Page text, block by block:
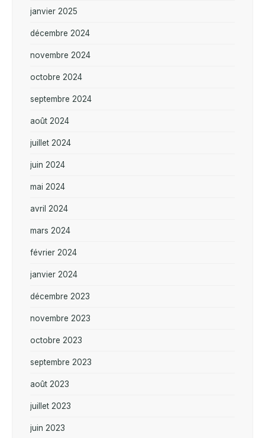
janvier 2025
décembre 2024
novembre 2024
octobre 2024
septembre 2024
août 2024
juillet 2024
juin 2024
mai 2024
avril 2024
mars 2024
février 2024
janvier 2024
décembre 2023
novembre 2023
octobre 2023
septembre 2023
août 2023
juillet 2023
juin 2023